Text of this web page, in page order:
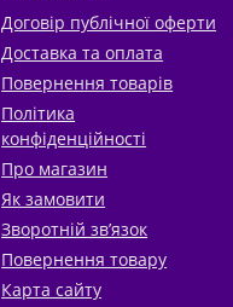
Договір публічної оферти
Доставка та оплата
Повернення товарів
Політика
конфіденційності
Про магазин
Як замовити
Зворотній зв’язок
Повернення товару
Карта сайту